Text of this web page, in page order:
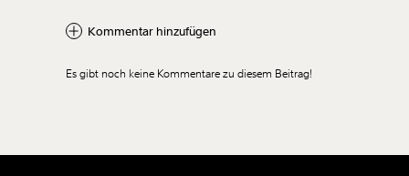
Kommentar hinzufügen
Es gibt noch keine Kommentare zu diesem Beitrag!